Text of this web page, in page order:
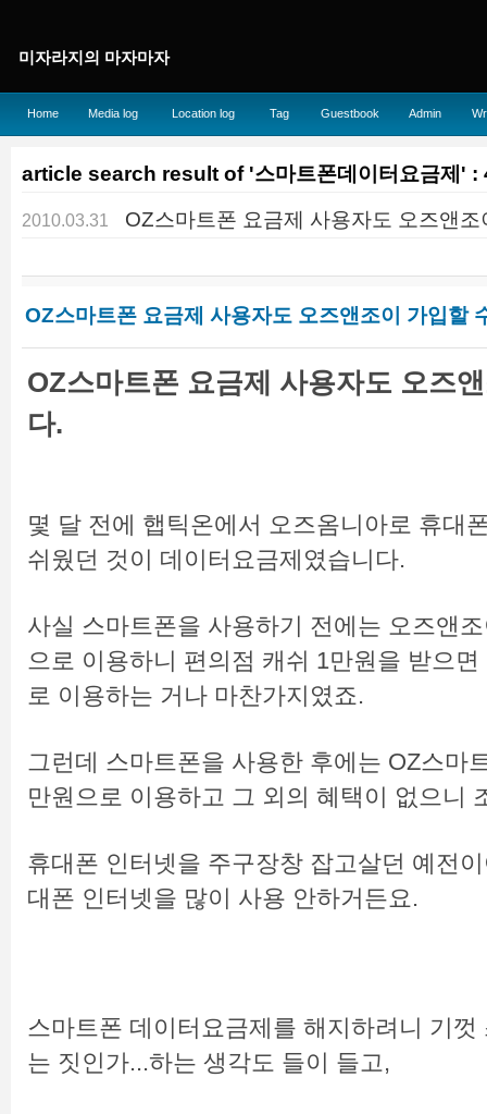
미자라지의 마자마자
Home Media log Location log Tag Guestbook Admin
article search result of '스마트폰데이터요금제' :
2010.03.31 OZ스마트폰 요금제 사용자도 오즈앤
OZ스마트폰 요금제 사용자도 오즈앤조이 가입할
OZ스마트폰 요금제 사용자도 오즈
다.
몇 달 전에 햅틱온에서 오즈옴니아로 휴대
쉬웠던 것이 데이터요금제였습니다.
사실 스마트폰을 사용하기 전에는 오즈앤
으로 이용하니 편의점 캐쉬 1만원을 받으
로 이용하는 거나 마찬가지였죠.
그런데 스마트폰을 사용한 후에는 OZ스마
만원으로 이용하고 그 외의 혜택이 없으니
휴대폰 인터넷을 주구장창 잡고살던 예전
대폰 인터넷을 많이 사용 안하거든요.
스마트폰 데이터요금제를 해지하려니 기
는 짓인가...하는 생각도 들이 들고,